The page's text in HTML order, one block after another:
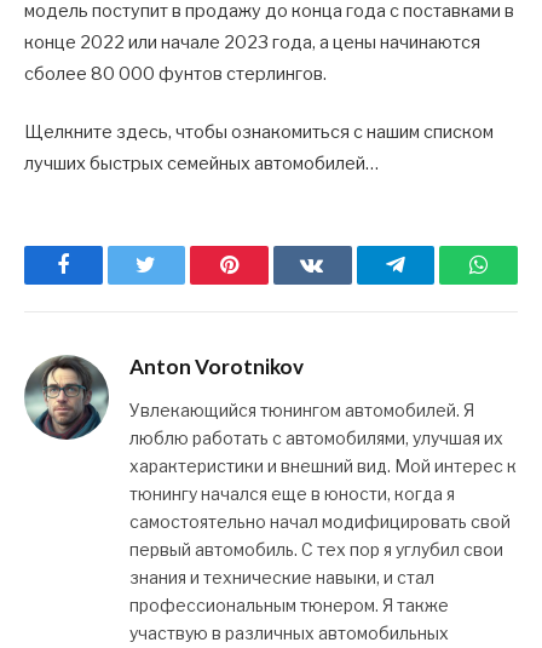
модель поступит в продажу до конца года с поставками в
конце 2022 или начале 2023 года, а цены начинаются
сболее 80 000 фунтов стерлингов.
Щелкните здесь, чтобы ознакомиться с нашим списком
лучших быстрых семейных автомобилей…
Facebook Pinterest ВКонтактеTelegram
Anton Vorotnikov
Увлекающийся тюнингом автомобилей. Я
люблю работать с автомобилями, улучшая их
характеристики и внешний вид. Мой интерес к
тюнингу начался еще в юности, когда я
самостоятельно начал модифицировать свой
первый автомобиль. С тех пор я углубил свои
знания и технические навыки, и стал
профессиональным тюнером. Я также
участвую в различных автомобильных